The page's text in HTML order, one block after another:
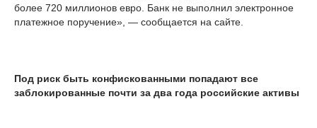
более 720 миллионов евро. Банк не выполнил электронное
платежное поручение», — сообщается на сайте.
Под риск быть конфискованными попадают все
заблокированные почти за два года российские активы